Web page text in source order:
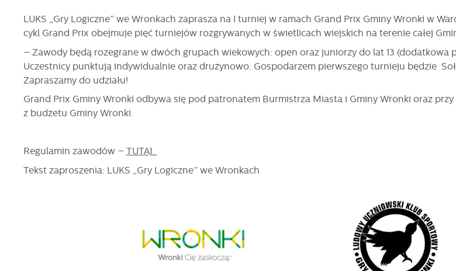
LUKS „Gry Logiczne” we Wronkach zaprasza na I turniej w ramach Grand Prix Gminy Wronki w
cykl Grand Prix obejmuje pięć turniejów rozgrywanych w świetlicach wiejskich na terenie całej
– Zawody będą rozegrane w dwóch grupach wiekowych: open oraz juniorzy do lat 13 (dodatkowa
Uczestnicy punktują indywidualnie oraz drużynowo. Gospodarzem pierwszego turnieju będzie
Zapraszamy do udziału!
Grand Prix Gminy Wronki odbywa się pod patronatem Burmistrza Miasta i Gminy Wronki oraz
z budżetu Gminy Wronki.
Regulamin zawodów – TUTAJ.
Tekst zaproszenia: LUKS „Gry Logiczne” we Wronkach